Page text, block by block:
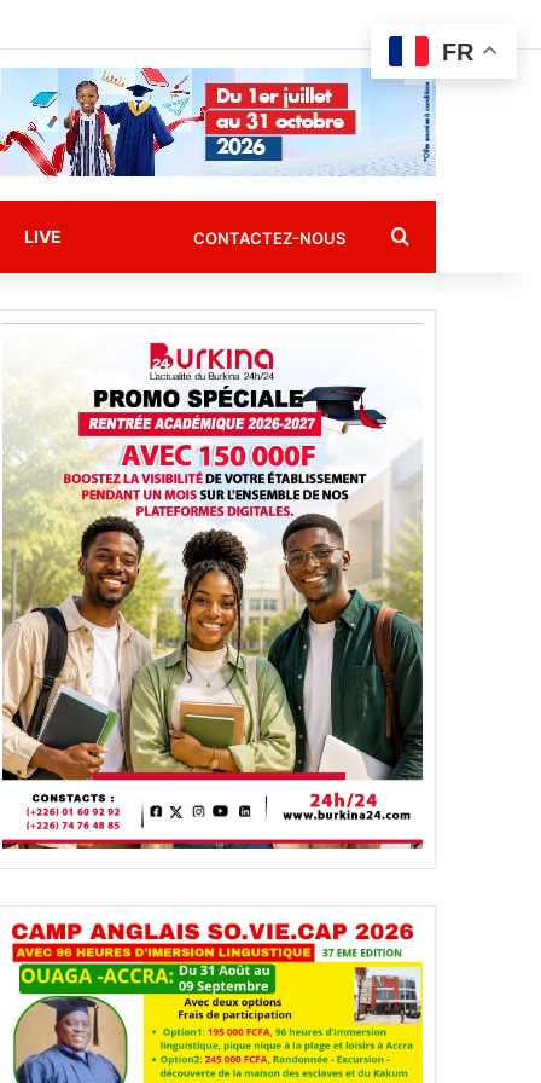
LIVE CONTACTEZ-NOUS Rechercher
FR